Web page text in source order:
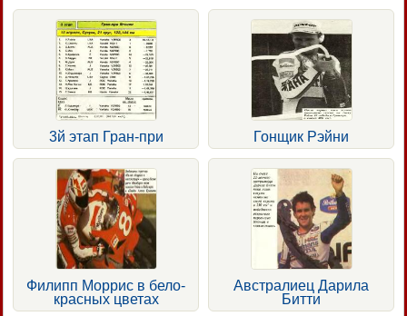
3й этап Гран-при Гонщик Рэйни
Филипп Моррис в бело-
красных цветах
Австралиец Дарила
Битти